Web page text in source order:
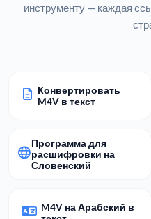
инструменту — каждая
Конвертировать
M4V в текст
Программа для
расшифровки на
Словенский
M4V на Арабский в